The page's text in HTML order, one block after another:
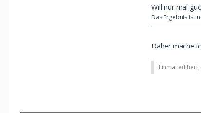
Will nur mal
Das Ergebnis ist
Daher mache
Einmal